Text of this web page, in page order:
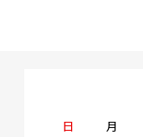
日 月